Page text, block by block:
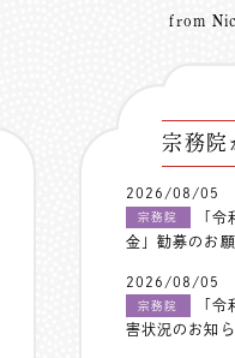
from
宗務院
2026/08/05
宗務院
「
金」勧募のお
2026/08/05
宗務院
「
害状況のお知